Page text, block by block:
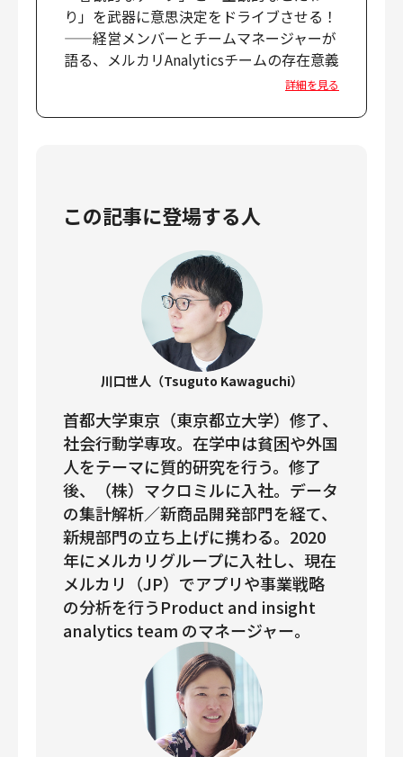
り」を武器に意思決定をドライブさせる！
——経営メンバーとチームマネージャーが
語る、メルカリAnalyticsチームの存在意義
詳細を見る
この記事に登場する人
川口世人（Tsuguto Kawaguchi）
首都大学東京（東京都立大学）修了、
社会行動学専攻。在学中は貧困や外国
人をテーマに質的研究を行う。修了
後、（株）マクロミルに入社。データ
の集計解析／新商品開発部門を経て、
新規部門の立ち上げに携わる。2020
年にメルカリグループに入社し、現在
メルカリ（JP）でアプリや事業戦略
の分析を行うProduct and insight
analytics team のマネージャー。